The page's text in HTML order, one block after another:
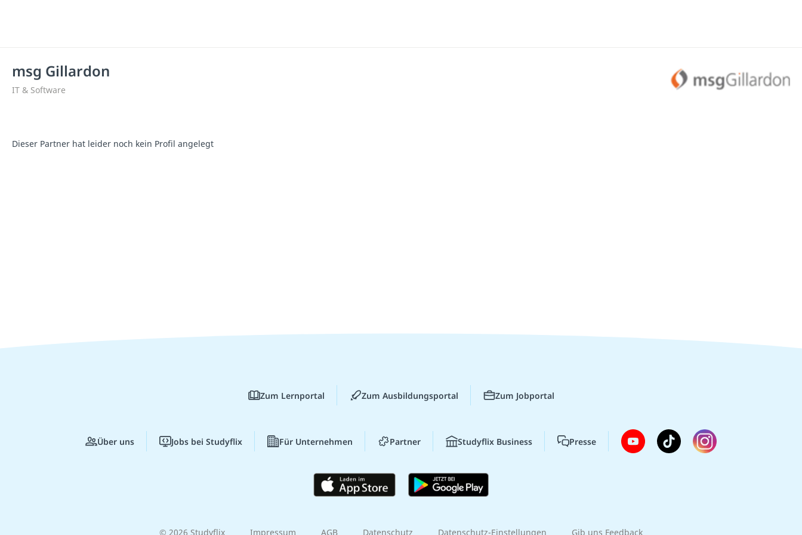
msg Gillardon
IT & Software
Dieser Partner hat leider noch kein Profil angelegt
Zum Lernportal Zum Ausbildungsportal Zum Jobportal
Über uns Jobs bei Studyflix Für Unternehmen Partner Studyflix Business Presse
© 2026 Studyflix Impressum AGB Datenschutz Datenschutz-Einstellungen Gib uns Feedback